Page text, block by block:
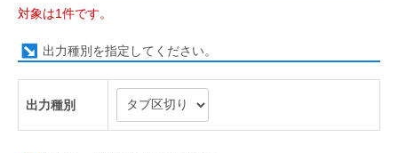
対象は1件です。
出力種別を指定してください。
出力種別